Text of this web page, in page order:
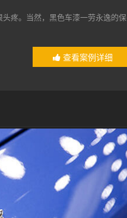
疼。当然，黑色车漆一劳永逸的保
查看案例详细